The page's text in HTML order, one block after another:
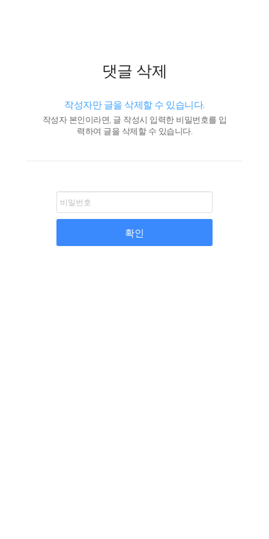
댓글 삭제
작성자만 글을 삭제할 수 있습니다.
작성자 본인이라면, 글 작성시 입력한 비밀번호를 입
력하여 글을 삭제할 수 있습니다.